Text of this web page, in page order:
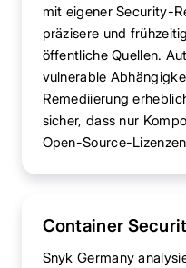
mit eigener Security-
präzisere und
öffentliche Quellen.
vulnerable
Remediierung
sicher, dass nur
Open-Source-
Container
Snyk Germany